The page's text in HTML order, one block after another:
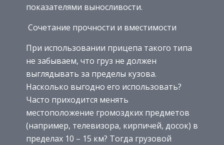
показателями выносливости.
Сочетание прочности и вместимости
При использовании прицепа такого типа
не забываем, что груз не должен
выглядывать за пределы кузова.
Насколько выгодно его использовать?
Часто приходится менять
местоположение громоздких предметов
(например, телевизора, кирпичей, досок) в
пределах 10 – 15 км? Тогда грузовой